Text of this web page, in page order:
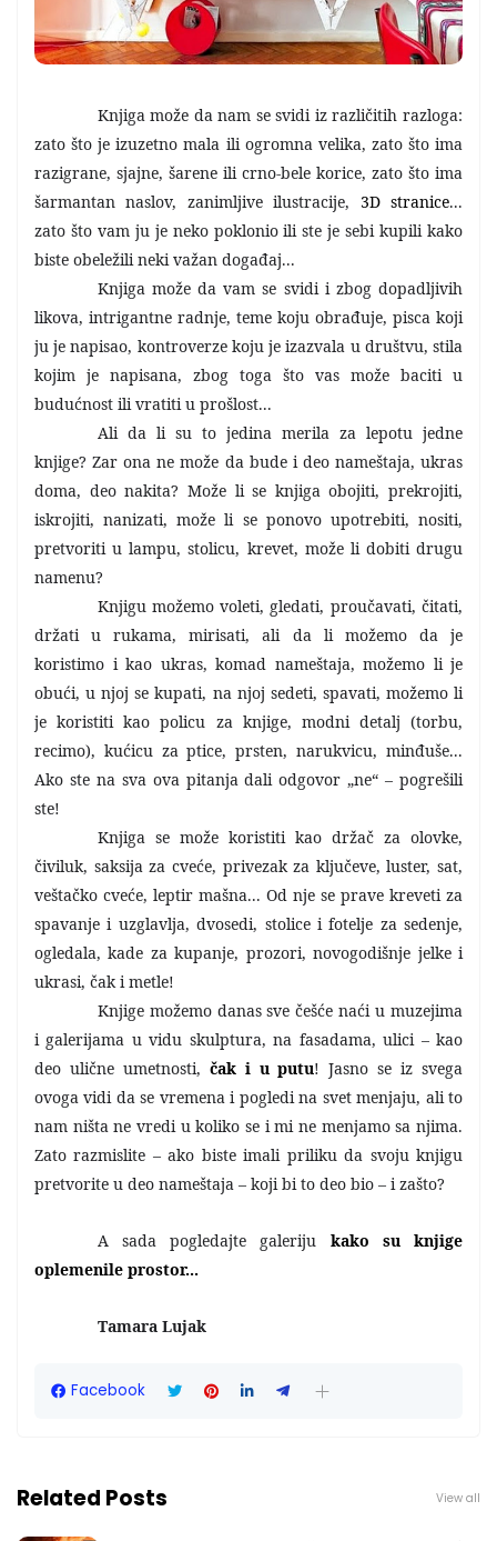
Knjiga može da nam se svidi iz različitih razloga:
zato što je izuzetno mala ili ogromna velika, zato što ima
razigrane, sjajne, šarene ili crno-bele korice, zato što ima
šarmantan naslov, zanimljive ilustracije, 3D stranice...
zato što vam ju je neko poklonio ili ste je sebi kupili kako
biste obeležili neki važan događaj...
Knjiga može da vam se svidi i zbog dopadljivih
likova, intrigantne radnje, teme koju obrađuje, pisca koji
ju je napisao, kontroverze koju je izazvala u društvu, stila
kojim je napisana, zbog toga što vas može baciti u
budućnost ili vratiti u prošlost...
Ali da li su to jedina merila za lepotu jedne
knjige? Zar ona ne može da bude i deo nameštaja, ukras
doma, deo nakita? Može li se knjiga obojiti, prekrojiti,
iskrojiti, nanizati, može li se ponovo upotrebiti, nositi,
pretvoriti u lampu, stolicu, krevet, može li dobiti drugu
namenu?
Knjigu možemo voleti, gledati, proučavati, čitati,
držati u rukama, mirisati, ali da li možemo da je
koristimo i kao ukras, komad nameštaja, možemo li je
obući, u njoj se kupati, na njoj sedeti, spavati, možemo li
je koristiti kao policu za knjige, modni detalj (torbu,
recimo), kućicu za ptice, prsten, narukvicu, minđuše...
Ako ste na sva ova pitanja dali odgovor „ne“ – pogrešili
ste!
Knjiga se može koristiti kao držač za olovke,
čiviluk, saksija za cveće, privezak za ključeve, luster, sat,
veštačko cveće, leptir mašna... Od nje se prave kreveti za
spavanje i uzglavlja, dvosedi, stolice i fotelje za sedenje,
ogledala, kade za kupanje, prozori, novogodišnje jelke i
ukrasi, čak i metle!
Knjige možemo danas sve češće naći u muzejima
i galerijama u vidu skulptura, na fasadama, ulici – kao
deo ulične umetnosti, čak i u putu! Jasno se iz svega
ovoga vidi da se vremena i pogledi na svet menjaju, ali to
nam ništa ne vredi u koliko se i mi ne menjamo sa njima.
Zato razmislite – ako biste imali priliku da svoju knjigu
pretvorite u deo nameštaja – koji bi to deo bio – i zašto?
A sada pogledajte galeriju kako su knjige
oplemenile prostor...
Tamara Lujak
Facebook
Related Posts View all